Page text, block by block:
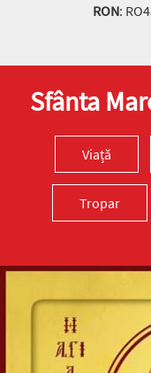
RON:
Sfânta
Viață
Tropar